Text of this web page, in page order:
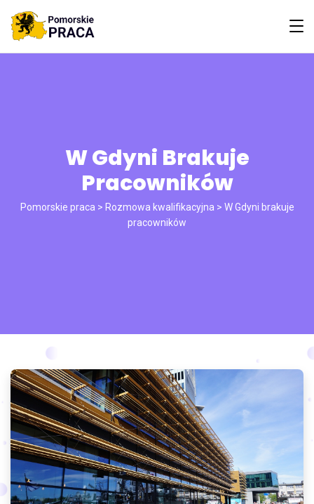
W Gdyni Brakuje
Pracowników
Pomorskie praca > Rozmowa kwalifikacyjna > W Gdyni brakuje
pracowników